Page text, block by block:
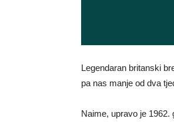
Legendaran britanski
pa nas manje od dva
Naime, upravo je